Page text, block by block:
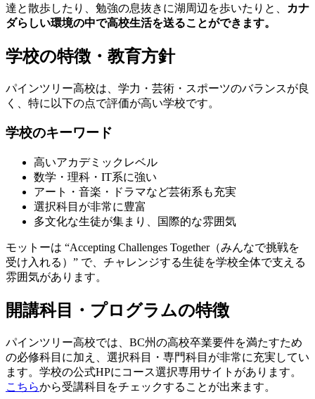
達と散歩したり、勉強の息抜きに湖周辺を歩いたりと、
カナ
ダらしい環境の中で高校生活を送ることができます。
学校の特徴・教育方針
パインツリー高校は、学力・芸術・スポーツのバランスが良
く、特に以下の点で評価が高い学校です。
学校のキーワード
高いアカデミックレベル
数学・理科・IT系に強い
アート・音楽・ドラマなど芸術系も充実
選択科目が非常に豊富
多文化な生徒が集まり、国際的な雰囲気
モットーは “Accepting Challenges Together（みんなで挑戦を
受け入れる）” で、チャレンジする生徒を学校全体で支える
雰囲気があります。
開講科目・プログラムの特徴
パインツリー高校では、BC州の高校卒業要件を満たすため
の必修科目に加え、選択科目・専門科目が非常に充実してい
ます。学校の公式HPにコース選択専用サイトがあります。
こちらから受講科目をチェックすることが出来ます。